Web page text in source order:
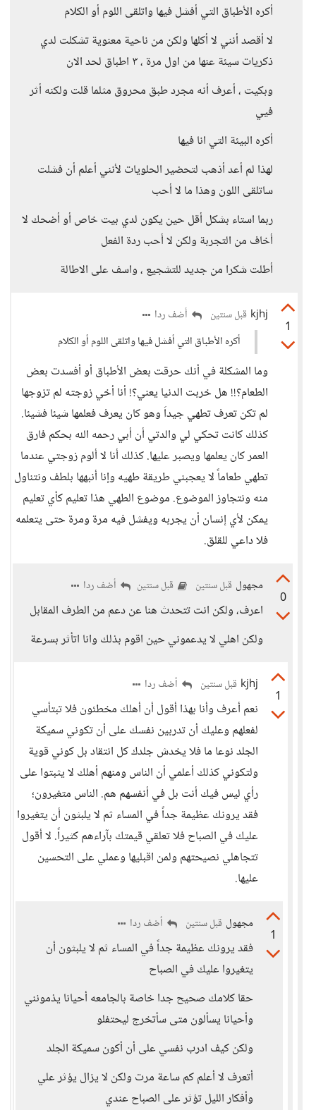
أكره الأطباق التي أفشل فيها واتلقى اللوم أو الكلام
لا أقصد أنني لا أكلها ولكن من ناحية معنوية تشكلت لدي
ذكريات سيئة عنها من اول مرة ، ٣ اطباق لحد الان
وبكيت ، أعرف أنه مجرد طبق محروق مثلما قلت ولكنه أثر
فيي
أكره البيئة التي انا فيها
لهذا لم أعد أذهب لتحضير الحلويات لأنني أعلم أن فشلت
ساتلقى اللون وهذا ما لا أحب
ربما استاء بشكل أقل حين يكون لدي بيت خاص أو أضحك لا
أخاف من التجربة ولكن لا أحب ردة الفعل
أطلت شكرا من جديد للتشجيع ، واسف على الاطالة
1
kjhj قبل سنتين
أضف ردا
أكره الأطباق التي أفشل فيها واتلقى اللوم أو الكلام
وما المشكلة في أنك حرقت بعض الأطباق أو أفسدت بعض
الطعام؟!! هل خربت الدنيا يعني؟! أنا أخي زوجته لم تزوجها
لم تكن تعرف تطهي جيداَ وهو كان يعرف فعلمها شيئا فشيئا.
كذلك كانت تحكي لي والدتي أن أبي رحمه الله بحكم فارق
العمر كان يعلمها ويصبر عليها. كذلك أنا لا ألوم زوجتي عندما
تطهي طعاماً لا يعجبني طريقة طهيه وإنا أنبهها بلطف ونتناول
منه ونتجاوز الموضوع. موضوع الطهي هذا تعليم كأي تعليم
يمكن لأي إنسان أن يجربه ويفشل فيه مرة ومرة حتى يتعلمه
فلا داعي للقلق.
0
مجهول قبل سنتين قبل سنتين أضف ردا
اعرف، ولكن انت تتحدث هنا عن دعم من الطرف المقابل
ولكن اهلي لا يدعموني حين اقوم بذلك وانا اتأثر بسرعة
1
kjhj قبل سنتين أضف ردا
نعم أعرف وأنا بهذا أقول أن أهلك مخطئون فلا تبتأسي
لفعلهم وعليك أن تدربين نفسك على أن تكوني سميكة
الجلد نوعا ما فلا يخدش جلدك كل انتقاد بل كوني قوية
ولتكوني كذلك أعلمي أن الناس ومنهم أهلك لا يثبتوا على
رأي ليس فيك أنت بل في أنفسهم هم. الناس متغيرون؛
فقد يرونك عظيمة جداً في المساء ثم لا يلبثون أن يتغيروا
عليك في الصباح فلا تعلقي قيمتك بآراءهم كثيراً. لا أقول
تتجاهلي نصيحتهم ولمن اقبليها وعملي على التحسين
عليها.
1
مجهول قبل سنتين أضف ردا
فقد يرونك عظيمة جداً في المساء ثم لا يلبثون أن
يتغيروا عليك في الصباح
حقا كلامك صحيح جدا خاصة بالجامعه أحيانا يذمونني
وأحيانا يسألون متى سأتخرج ليحتفلو
ولكن كيف ادرب نفسي على أن أكون سميكة الجلد
أتعرف لا أعلم كم ساعة مرت ولكن لا يزال يؤثر علي
وأفكار الليل تؤثر على الصباح عندي